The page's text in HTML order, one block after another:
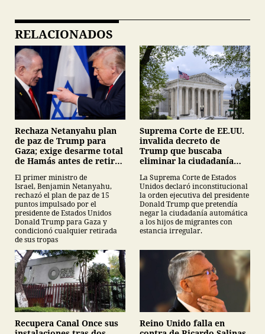
RELACIONADOS
Rechaza Netanyahu plan
de paz de Trump para
Gaza; exige desarme total
de Hamás antes de retirar
El primer ministro de
Israel, Benjamin Netanyahu,
rechazó el plan de paz de 15
puntos impulsado por el
presidente de Estados Unidos
Donald Trump para Gaza y
condicionó cualquier retirada
de sus tropas
Suprema Corte de EE.UU.
invalida decreto de
Trump que buscaba
eliminar la ciudadanía
La Suprema Corte de Estados
Unidos declaró inconstitucional
la orden ejecutiva del presidente
Donald Trump que pretendía
negar la ciudadanía automática
a los hijos de migrantes con
estancia irregular.
Recupera Canal Once sus
Reino Unido falla en